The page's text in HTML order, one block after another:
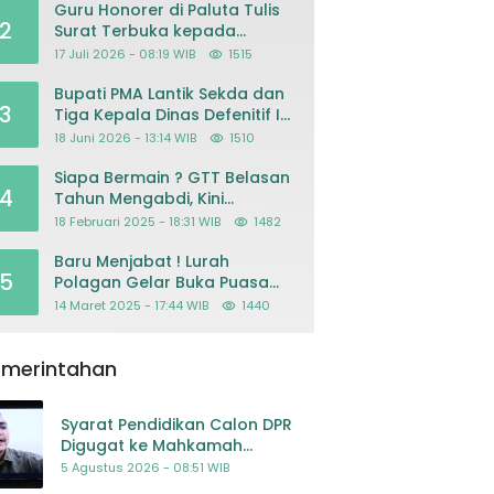
2
Guru Honorer di Paluta Tulis
Surat Terbuka kepada
Presiden Prabowo, Mohon
Kriminalisasi
17 Juli 2026 - 08:19 WIB 1515
3
Bupati PMA Lantik Sekda dan
Tiga Kepala Dinas Defenitif Ini
orangnya
18 Juni 2026 - 13:14 WIB 1510
Siapa Bermain ? GTT Belasan
Tahun Mengabdi, Kini
Dikeluarkan Sepihak Dari
18 Februari 2025 - 18:31 WIB 1482
Baru Menjabat ! Lurah
Polagan Gelar Buka Puasa
Bersama
14 Maret 2025 - 17:44 WIB 1440
Syarat Pendidikan Calon DPR
Digugat ke Mahkamah
Konstitusi
5 Agustus 2026 - 08:51 WIB